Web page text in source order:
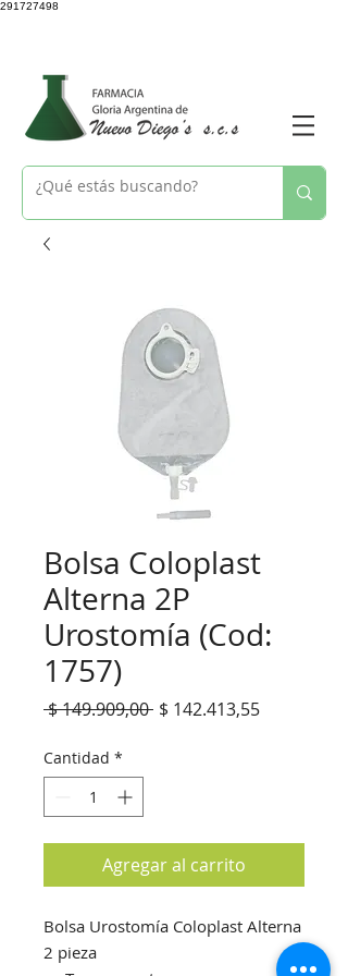
291727498
Bolsa Coloplast
Alterna 2P
Urostomía (Cod:
1757)
$ 149.909,00 Precio
$ 142.413,55Precio
Cantidad *
Agregar al carrito
Bolsa Urostomía Coloplast Alterna
2 pieza